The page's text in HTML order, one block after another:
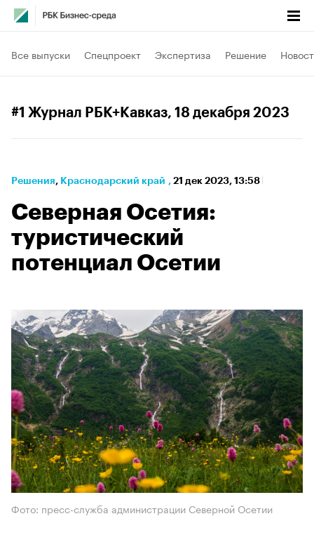
Все выпуски Спецпроект Экспертиза Решение
#1 Журнал РБК+Кавказ, 18 декабря 2023
Решения⁠, Краснодарский край , 21 дек 2023, 13:58
Северная Осетия:
туристический
потенциал Осетии
Фото: пресс-служба администрации Северной Осетии